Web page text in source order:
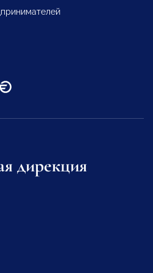
дирекция